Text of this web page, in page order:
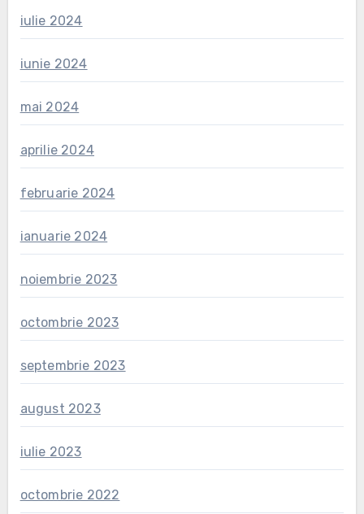
iulie 2024
iunie 2024
mai 2024
aprilie 2024
februarie 2024
ianuarie 2024
noiembrie 2023
octombrie 2023
septembrie 2023
august 2023
iulie 2023
octombrie 2022